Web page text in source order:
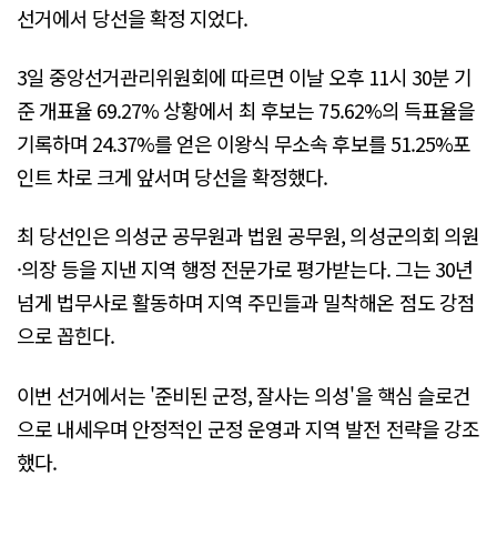
선거에서 당선을 확정 지었다.
3일 중앙선거관리위원회에 따르면 이날 오후 11시 30분 기
준 개표율 69.27% 상황에서 최 후보는 75.62%의 득표율을
기록하며 24.37%를 얻은 이왕식 무소속 후보를 51.25%포
인트 차로 크게 앞서며 당선을 확정했다.
최 당선인은 의성군 공무원과 법원 공무원, 의성군의회 의원
·의장 등을 지낸 지역 행정 전문가로 평가받는다. 그는 30년
넘게 법무사로 활동하며 지역 주민들과 밀착해온 점도 강점
으로 꼽힌다.
이번 선거에서는 '준비된 군정, 잘사는 의성'을 핵심 슬로건
으로 내세우며 안정적인 군정 운영과 지역 발전 전략을 강조
했다.